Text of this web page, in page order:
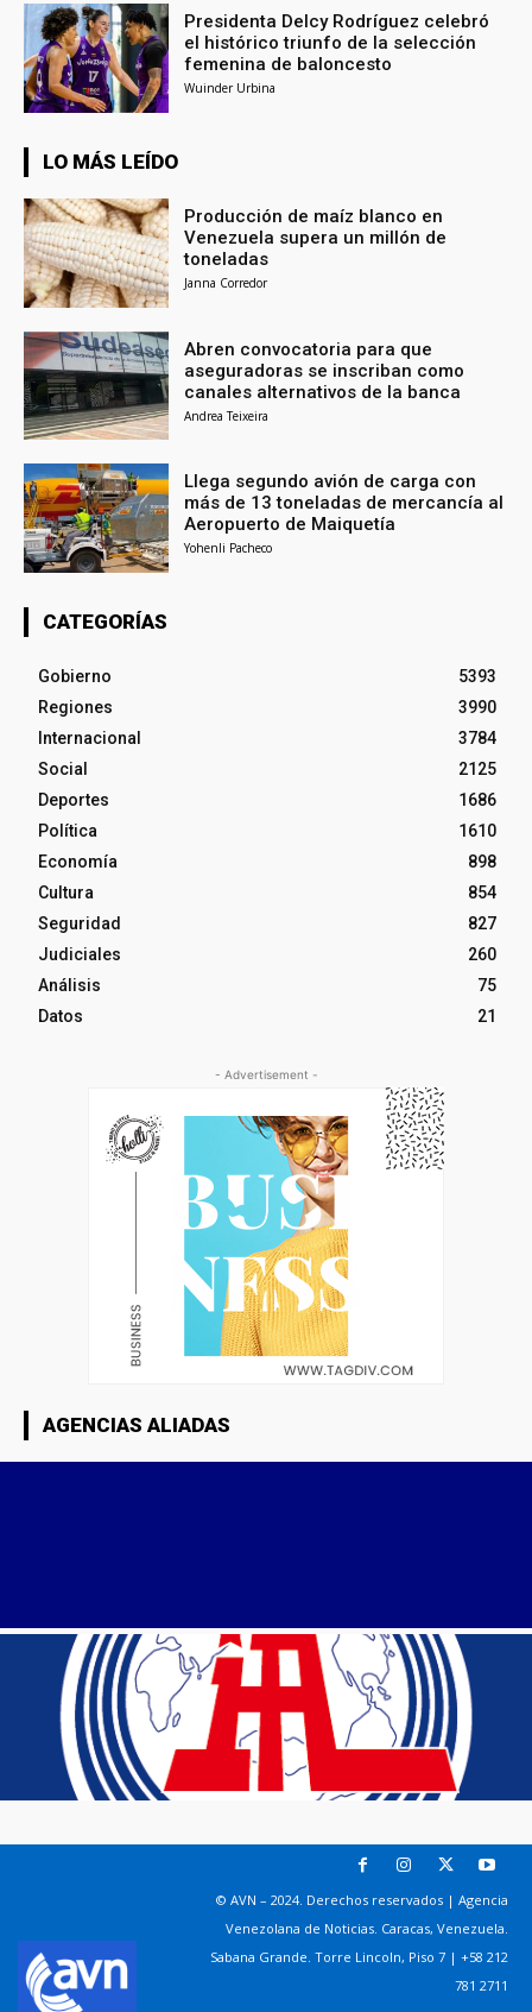
Presidenta Delcy Rodríguez celebró
el histórico triunfo de la selección
femenina de baloncesto
Wuinder Urbina
LO MÁS LEÍDO
Producción de maíz blanco en
Venezuela supera un millón de
toneladas
Janna Corredor
Abren convocatoria para que
aseguradoras se inscriban como
canales alternativos de la banca
Andrea Teixeira
Llega segundo avión de carga con
más de 13 toneladas de mercancía al
Aeropuerto de Maiquetía
Yohenli Pacheco
CATEGORÍAS
Gobierno
5393
Regiones
3990
Internacional
3784
Social
2125
Deportes
1686
Política
1610
Economía
898
Cultura
854
Seguridad
827
Judiciales
260
Análisis
75
Datos
21
- Advertisement -
AGENCIAS ALIADAS
© AVN – 2024. Derechos reservados | Agencia
Venezolana de Noticias. Caracas, Venezuela.
Sabana Grande. Torre Lincoln, Piso 7 | +58 212
781 2711